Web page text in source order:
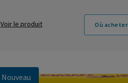
Voir le produit Où acheter
Nouveau